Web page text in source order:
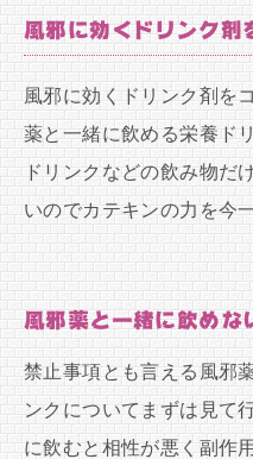
風邪に効くドリンク剤
風邪に効くドリンク剤を
薬と一緒に飲める栄養ド
ドリンクなどの飲み物だ
いのでカテキンの力を今
風邪薬と一緒に飲めな
禁止事項とも言える風邪
ンクについてまずは見て
に飲むと相性が悪く副作